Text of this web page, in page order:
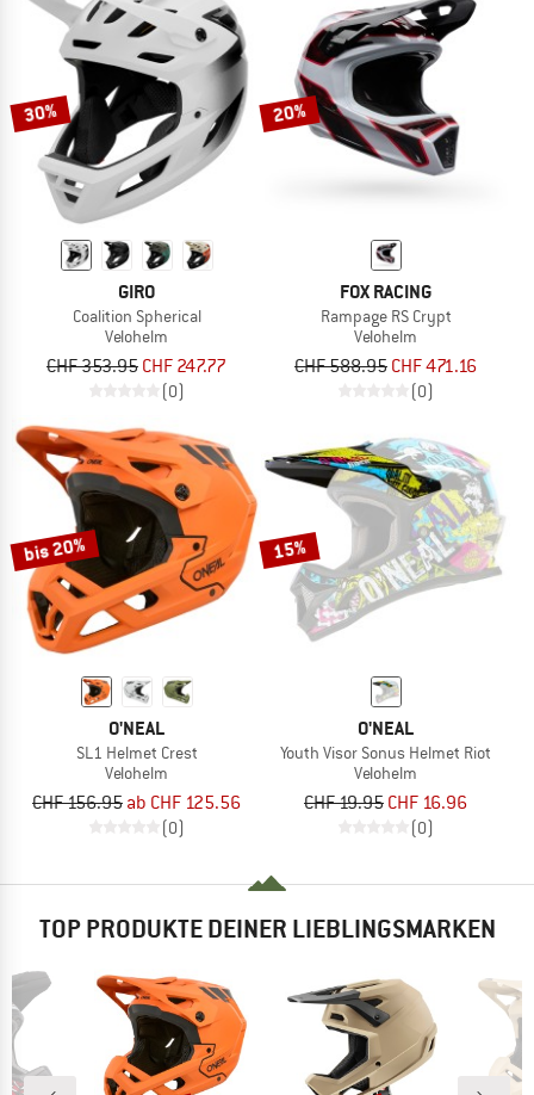
30%
GIRO
Coalition Spherical
Velohelm
CHF 353.95 CHF 247.77
(0)
20%
FOX RACING
Rampage RS Crypt
Velohelm
CHF 588.95 CHF 471.16
(0)
bis 20%
O'NEAL
SL1 Helmet Crest
Velohelm
CHF 156.95 ab CHF 125.56
(0)
15%
O'NEAL
Youth Visor Sonus Helmet Riot
Velohelm
CHF 19.95 CHF 16.96
(0)
TOP PRODUKTE DEINER LIEBLINGSMARKEN